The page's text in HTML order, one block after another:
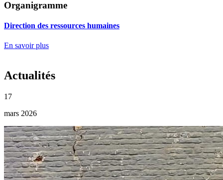
Organigramme
Direction des ressources humaines
En savoir plus
Actualités
17
mars 2026